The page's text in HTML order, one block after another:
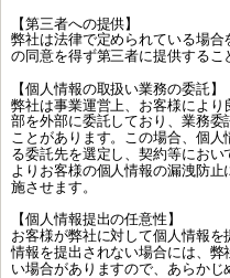
【第三者への提供】
弊社は法律で定められている場
の同意を得ず第三者に提供するこ
【個人情報の取扱い業務の委託】
弊社は事業運営上、お客様によ
部を外部に委託しており、業務
ことがあります。この場合、個
る委託先を選定し、契約等にお
よりお客様の個人情報の漏洩防
施させます。
【個人情報提出の任意性】
お客様が弊社に対して個人情報を
情報を提出されない場合には、
い場合がありますので、あらかじ